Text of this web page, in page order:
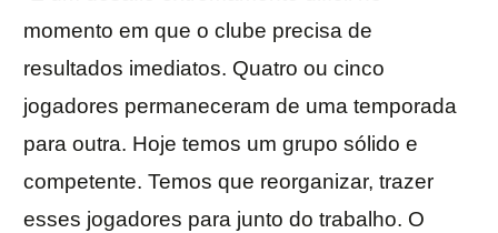
momento em que o clube precisa de
resultados imediatos. Quatro ou cinco
jogadores permaneceram de uma temporada
para outra. Hoje temos um grupo sólido e
competente. Temos que reorganizar, trazer
esses jogadores para junto do trabalho. O